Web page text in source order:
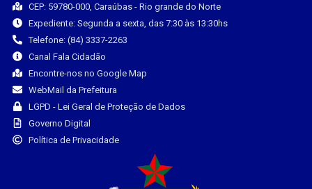
CEP: 59780-000, Caraúbas - Rio grande do Norte
Expediente: Segunda a sexta, das 7:30 às 13:30hs
Telefone: (84) 3337-2263
Canal Fala Cidadão
Encontre-nos no Google Map
WebMail da Prefeitura
LGPD - Lei Geral de Proteção de Dados
Governo Digital
Política de Privacidade